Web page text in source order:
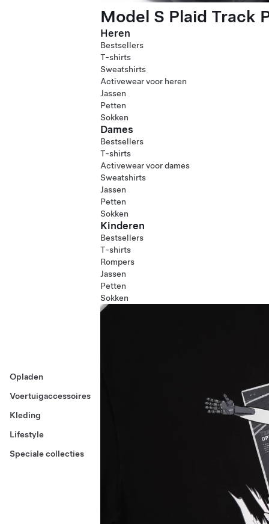
Opladen
Voertuigaccessoires
Kleding
Lifestyle
Speciale collecties
Model S Plaid Track
Heren
Bestsellers
T-shirts
Sweatshirts
Activewear voor heren
Jassen
Petten
Sokken
Dames
Bestsellers
T-shirts
Activewear voor dames
Sweatshirts
Jassen
Petten
Sokken
Kinderen
Bestsellers
T-shirts
Rompers
Jassen
Petten
Sokken